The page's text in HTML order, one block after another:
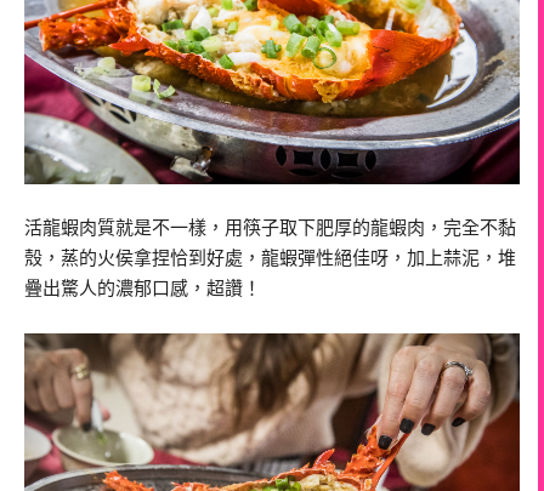
活龍蝦肉質就是不一樣，用筷子取下肥厚的龍蝦肉，完全不黏
殼，蒸的火侯拿捏恰到好處，龍蝦彈性絕佳呀，加上蒜泥，堆
疊出驚人的濃郁口感，超讚！